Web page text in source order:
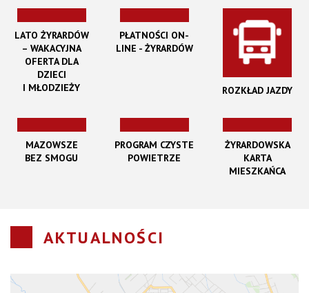
LATO ŻYRARDÓW
– WAKACYJNA
OFERTA DLA
DZIECI
I MŁODZIEŻY
PŁATNOŚCI ON-
LINE - ŻYRARDÓW
ROZKŁAD JAZDY
MAZOWSZE
BEZ SMOGU
PROGRAM CZYSTE
POWIETRZE
ŻYRARDOWSKA
KARTA
MIESZKAŃCA
AKTUALNOŚCI